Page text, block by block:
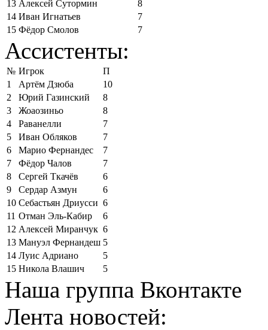
13 Алексей Сутормин
8
14 Иван Игнатьев
7
15 Фёдор Смолов 7
Ассистенты:
№ Игрок
П
1
Артём Дзюба
10
2
Юрий Газинский
8
3
Жоаозиньо
8
4
Раванелли
7
5
Иван Обляков
7
6
Марио Фернандес
7
7
Фёдор Чалов
7
8
Сергей Ткачёв
6
9
Сердар Азмун
6
10 Себастьян Дриусси 6
11 Отман Эль-Кабир
6
12 Алексей Миранчук 6
13 Мануэл Фернандеш 5
14 Луис Адриано
5
15 Никола Влашич 5
Наша группа Вконтакте
Лента новостей: